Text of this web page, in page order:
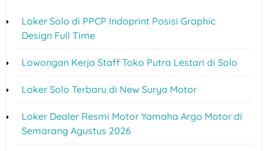
Loker Solo di PPCP Indoprint Posisi Graphic
Design Full Time
Lowongan Kerja Staff Toko Putra Lestari di Solo
Loker Solo Terbaru di New Surya Motor
Loker Dealer Resmi Motor Yamaha Argo Motor di
Semarang Agustus 2026